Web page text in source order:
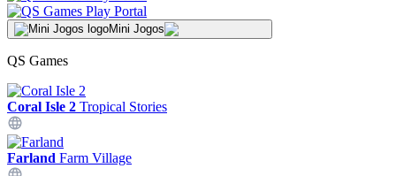
Mini Jogos
QS Games
Coral Isle 2 Tropical Stories
Farland Farm Village